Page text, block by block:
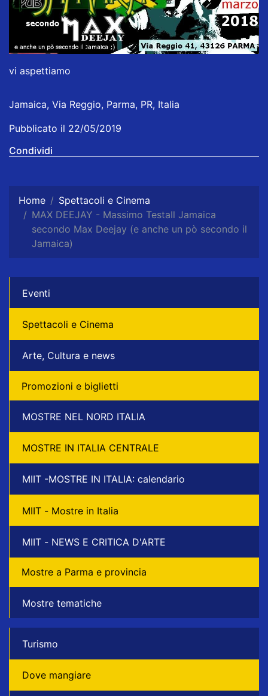
vi aspettiamo
Jamaica, Via Reggio, Parma, PR, Italia
Pubblicato il 22/05/2019
Condividi
Home
Spettacoli e Cinema
MAX DEEJAY - Massimo Testa‎Il Jamaica
secondo Max Deejay (e anche un pò secondo il
Jamaica)
Eventi
Spettacoli e Cinema
Arte, Cultura e news
Promozioni e biglietti
MOSTRE NEL NORD ITALIA
MOSTRE IN ITALIA CENTRALE
MIIT -MOSTRE IN ITALIA: calendario
MIIT - Mostre in Italia
MIIT - NEWS E CRITICA D'ARTE
Mostre a Parma e provincia
Mostre tematiche
Turismo
Dove mangiare